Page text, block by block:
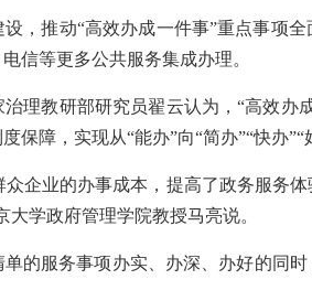
，推动“高效办成一件事”重点事项
信等更多公共服务集成办理。
理教研部研究员翟云认为，“高效
保障，实现从“能办”向“简办”“快办
众企业的办事成本，提高了政务服务
学政府管理学院教授马亮说。
的服务事项办实、办深、办好的同